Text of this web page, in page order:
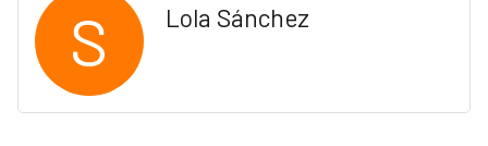
S Lola Sánchez